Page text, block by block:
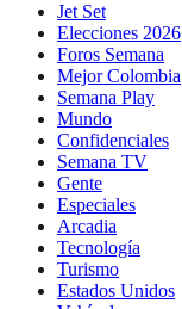
Jet Set
Elecciones 2026
Foros Semana
Mejor Colombia
Semana Play
Mundo
Confidenciales
Semana TV
Gente
Especiales
Arcadia
Tecnología
Turismo
Estados Unidos